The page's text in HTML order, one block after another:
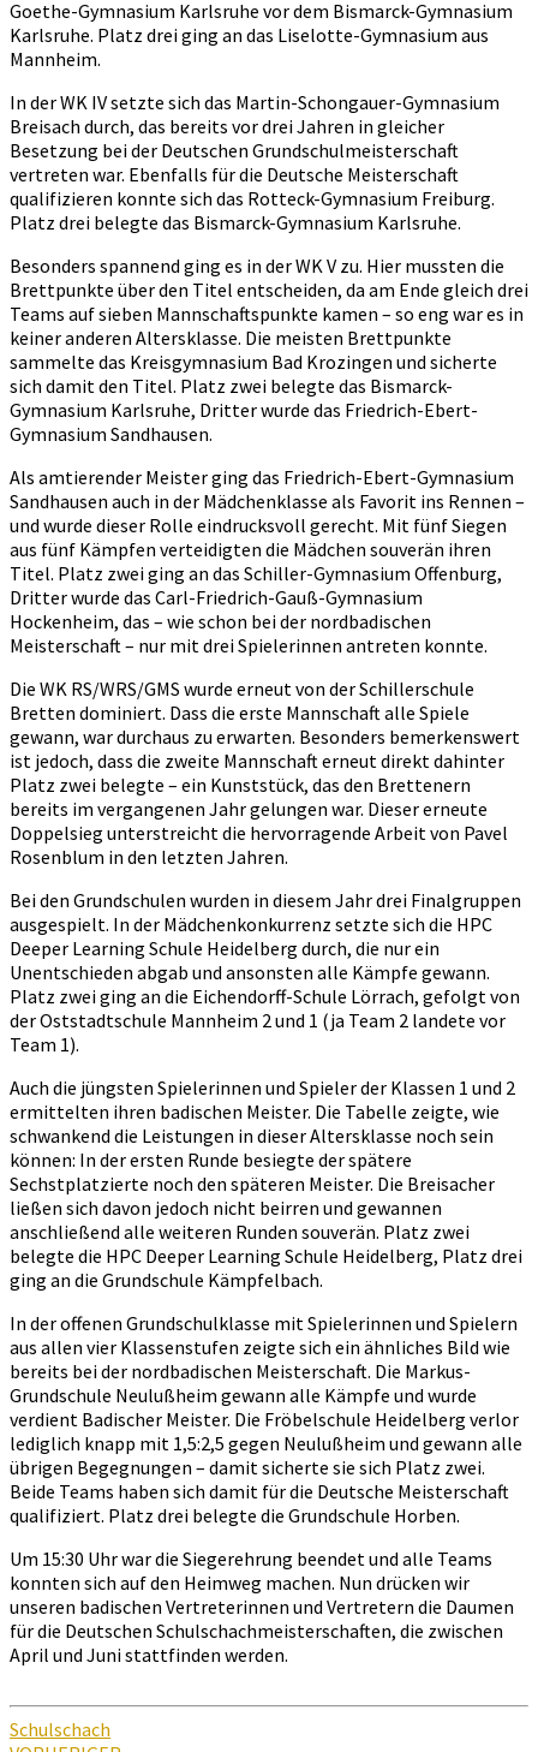
Goethe-Gymnasium Karlsruhe vor dem Bismarck-Gymnasium
Karlsruhe. Platz drei ging an das Liselotte-Gymnasium aus
Mannheim.
In der WK IV setzte sich das Martin-Schongauer-Gymnasium
Breisach durch, das bereits vor drei Jahren in gleicher
Besetzung bei der Deutschen Grundschulmeisterschaft
vertreten war. Ebenfalls für die Deutsche Meisterschaft
qualifizieren konnte sich das Rotteck-Gymnasium Freiburg.
Platz drei belegte das Bismarck-Gymnasium Karlsruhe.
Besonders spannend ging es in der WK V zu. Hier mussten die
Brettpunkte über den Titel entscheiden, da am Ende gleich drei
Teams auf sieben Mannschaftspunkte kamen – so eng war es in
keiner anderen Altersklasse. Die meisten Brettpunkte
sammelte das Kreisgymnasium Bad Krozingen und sicherte
sich damit den Titel. Platz zwei belegte das Bismarck-
Gymnasium Karlsruhe, Dritter wurde das Friedrich-Ebert-
Gymnasium Sandhausen.
Als amtierender Meister ging das Friedrich-Ebert-Gymnasium
Sandhausen auch in der Mädchenklasse als Favorit ins Rennen –
und wurde dieser Rolle eindrucksvoll gerecht. Mit fünf Siegen
aus fünf Kämpfen verteidigten die Mädchen souverän ihren
Titel. Platz zwei ging an das Schiller-Gymnasium Offenburg,
Dritter wurde das Carl-Friedrich-Gauß-Gymnasium
Hockenheim, das – wie schon bei der nordbadischen
Meisterschaft – nur mit drei Spielerinnen antreten konnte.
Die WK RS/WRS/GMS wurde erneut von der Schillerschule
Bretten dominiert. Dass die erste Mannschaft alle Spiele
gewann, war durchaus zu erwarten. Besonders bemerkenswert
ist jedoch, dass die zweite Mannschaft erneut direkt dahinter
Platz zwei belegte – ein Kunststück, das den Brettenern
bereits im vergangenen Jahr gelungen war. Dieser erneute
Doppelsieg unterstreicht die hervorragende Arbeit von Pavel
Rosenblum in den letzten Jahren.
Bei den Grundschulen wurden in diesem Jahr drei Finalgruppen
ausgespielt. In der Mädchenkonkurrenz setzte sich die HPC
Deeper Learning Schule Heidelberg durch, die nur ein
Unentschieden abgab und ansonsten alle Kämpfe gewann.
Platz zwei ging an die Eichendorff-Schule Lörrach, gefolgt von
der Oststadtschule Mannheim 2 und 1 (ja Team 2 landete vor
Team 1).
Auch die jüngsten Spielerinnen und Spieler der Klassen 1 und 2
ermittelten ihren badischen Meister. Die Tabelle zeigte, wie
schwankend die Leistungen in dieser Altersklasse noch sein
können: In der ersten Runde besiegte der spätere
Sechstplatzierte noch den späteren Meister. Die Breisacher
ließen sich davon jedoch nicht beirren und gewannen
anschließend alle weiteren Runden souverän. Platz zwei
belegte die HPC Deeper Learning Schule Heidelberg, Platz drei
ging an die Grundschule Kämpfelbach.
In der offenen Grundschulklasse mit Spielerinnen und Spielern
aus allen vier Klassenstufen zeigte sich ein ähnliches Bild wie
bereits bei der nordbadischen Meisterschaft. Die Markus-
Grundschule Neulußheim gewann alle Kämpfe und wurde
verdient Badischer Meister. Die Fröbelschule Heidelberg verlor
lediglich knapp mit 1,5:2,5 gegen Neulußheim und gewann alle
übrigen Begegnungen – damit sicherte sie sich Platz zwei.
Beide Teams haben sich damit für die Deutsche Meisterschaft
qualifiziert. Platz drei belegte die Grundschule Horben.
Um 15:30 Uhr war die Siegerehrung beendet und alle Teams
konnten sich auf den Heimweg machen. Nun drücken wir
unseren badischen Vertreterinnen und Vertretern die Daumen
für die Deutschen Schulschachmeisterschaften, die zwischen
April und Juni stattfinden werden.
Schulschach